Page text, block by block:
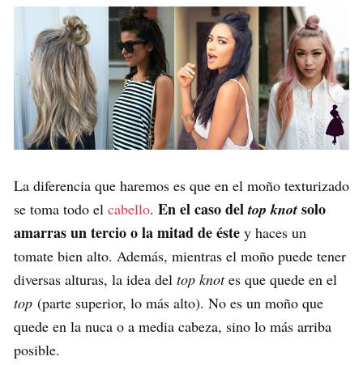
La diferencia que haremos es que en el moño texturizado
se toma todo el cabello. En el caso deltop knot solo
amarras un tercio o la mitad de éste y haces un
tomate bien alto. Además, mientras el moño puede tener
diversas alturas, la idea del top knotes que quede en el
top (parte superior, lo más alto). No es un moño que
quede en la nuca o a media cabeza, sino lo más arriba
posible.